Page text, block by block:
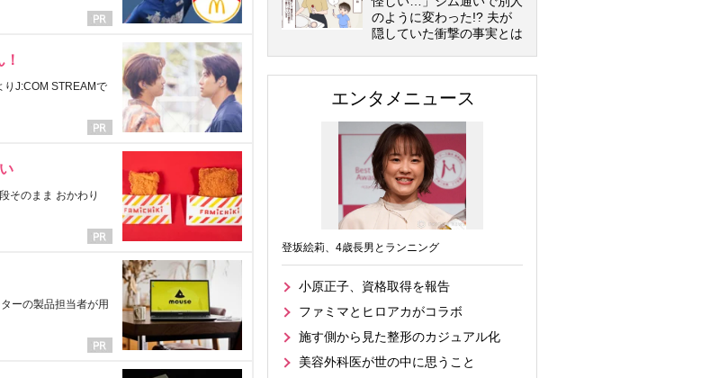
J:COM STREAMで
そのまま おかわり
ーの製品担当者が用
のように変わった!? 夫が
隠していた衝撃の事実とは
エンタメニュース
登坂絵莉、4歳長男とランニング
小原正子、資格取得を報告
ファミマとヒロアカがコラボ
施す側から見た整形のカジュアル化
美容外科医が世の中に思うこと